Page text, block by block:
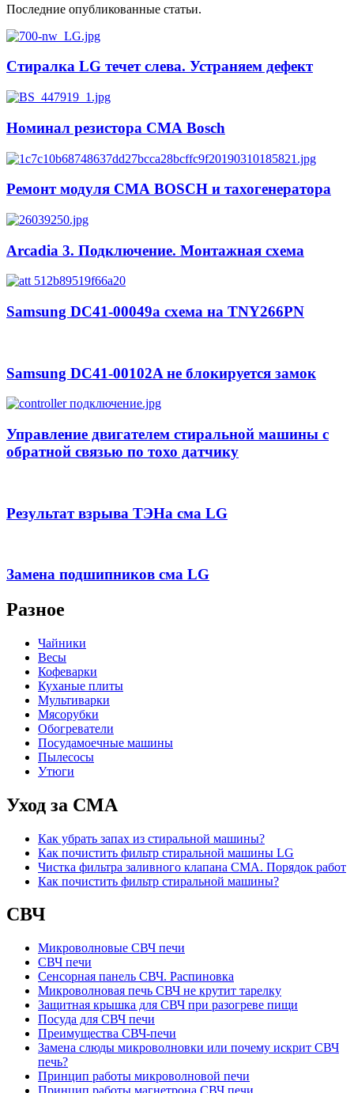
Последние опубликованные статьи.
Стиралка LG течет слева. Устраняем дефект
Номинал резистора СМА Bosch
Ремонт модуля СМА BOSCH и тахогенератора
Arcadia 3. Подключение. Монтажная схема
Samsung DC41-00049a схема на TNY266PN
Samsung DC41-00102A не блокируется замок
Управление двигателем стиральной машины с
обратной связью по тохо датчику
Результат взрыва ТЭНа сма LG
Замена подшипников сма LG
Разное
Чайники
Весы
Кофеварки
Куханые плиты
Мультиварки
Мясорубки
Обогреватели
Посудамоечные машины
Пылесосы
Утюги
Уход за СМА
Как убрать запах из стиральной машины?
Как почистить фильтр стиральной машины LG
Чистка фильтра заливного клапана СМА. Порядок работ
Как почистить фильтр стиральной машины?
СВЧ
Микроволновые СВЧ печи
СВЧ печи
Сенсорная панель СВЧ. Распиновка
Микроволновая печь СВЧ не крутит тарелку
Защитная крышка для СВЧ при разогреве пищи
Посуда для СВЧ печи
Преимущества СВЧ-печи
Замена слюды микроволновки или почему искрит СВЧ
печь?
Принцип работы микроволновой печи